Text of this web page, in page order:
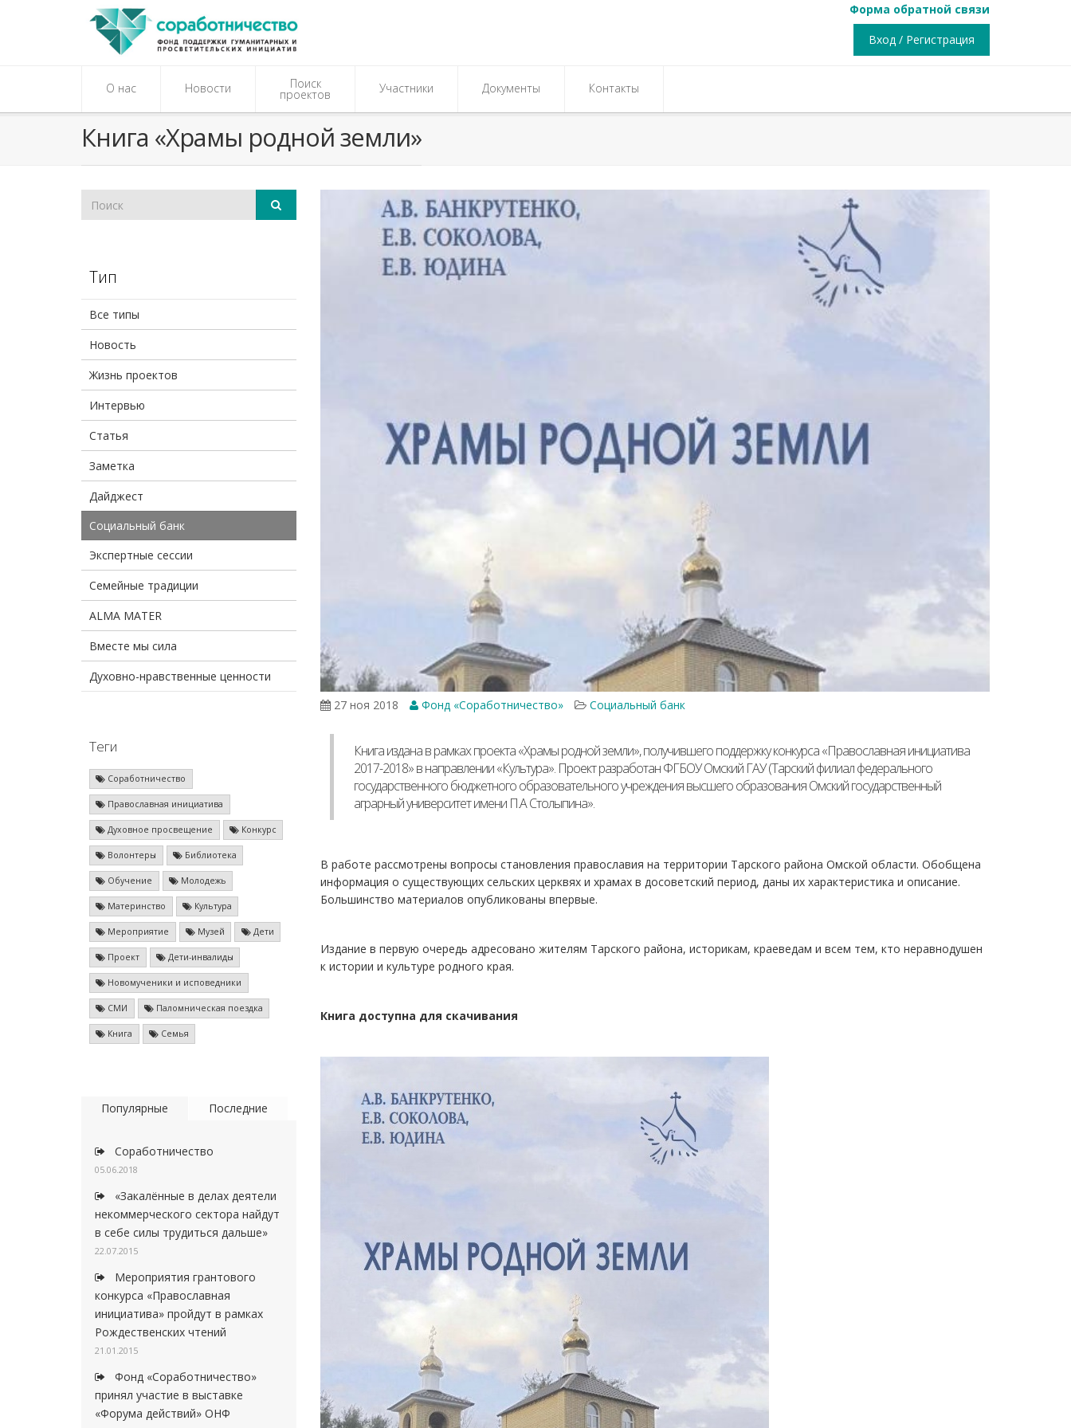
Форма обратной связи
Вход / Регистрация
О нас Новости Поиск
проектов Участники Документы Контакты
Книга «Храмы родной земли»
Тип
Все типы
Новость
Жизнь проектов
Интервью
Статья
Заметка
Дайджест
Социальный банк
Экспертные сессии
Семейные традиции
ALMA MATER
Вместе мы сила
Духовно-нравственные ценности
Теги
Соработничество
Православная инициатива
Духовное просвещение Конкурс
Волонтеры Библиотека
Обучение Молодежь
Материнство Культура
Мероприятие Музей Дети
Проект Дети-инвалиды
Новомученики и исповедники
СМИ Паломническая поездка
Книга Семья
Популярные Последние
Соработничество
05.06.2018
«Закалённые в делах деятели
некоммерческого сектора найдут
в себе силы трудиться дальше»
22.07.2015
Мероприятия грантового
конкурса «Православная
инициатива» пройдут в рамках
Рождественских чтений
21.01.2015
Фонд «Соработничество»
принял участие в выставке
«Форума действий» ОНФ
27 ноя 2018 Фонд «Соработничество» Социальный банк
Книга издана в рамках проекта «Храмы родной земли», получившего поддержку конкурса «Православная инициатива
2017-2018» в направлении «Культура». Проект разработан ФГБОУ Омский ГАУ (Тарский филиал федерального
государственного бюджетного образовательного учреждения высшего образования Омский государственный
аграрный университет имени П.А Столыпина».
В работе рассмотрены вопросы становления православия на территории Тарского района Омской области. Обобщена
информация о существующих сельских церквях и храмах в досоветский период, даны их характеристика и описание.
Большинство материалов опубликованы впервые.
Издание в первую очередь адресовано жителям Тарского района, историкам, краеведам и всем тем, кто неравнодушен
к истории и культуре родного края.
Книга доступна для скачивания